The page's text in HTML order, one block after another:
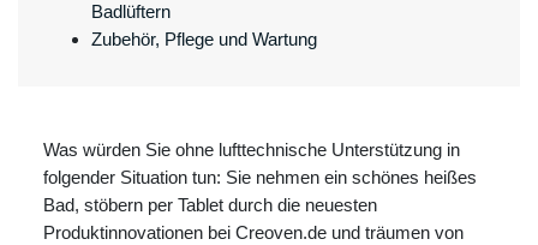
Badlüftern
Zubehör, Pflege und Wartung
Was würden Sie ohne lufttechnische Unterstützung in
folgender Situation tun: Sie nehmen ein schönes heißes
Bad, stöbern per Tablet durch die neuesten
Produktinnovationen bei Creoven.de und träumen von